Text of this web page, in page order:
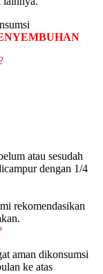
atau sesudah
dengan 1/4
rekomendasikan
aman dikonsumsi
ke atas